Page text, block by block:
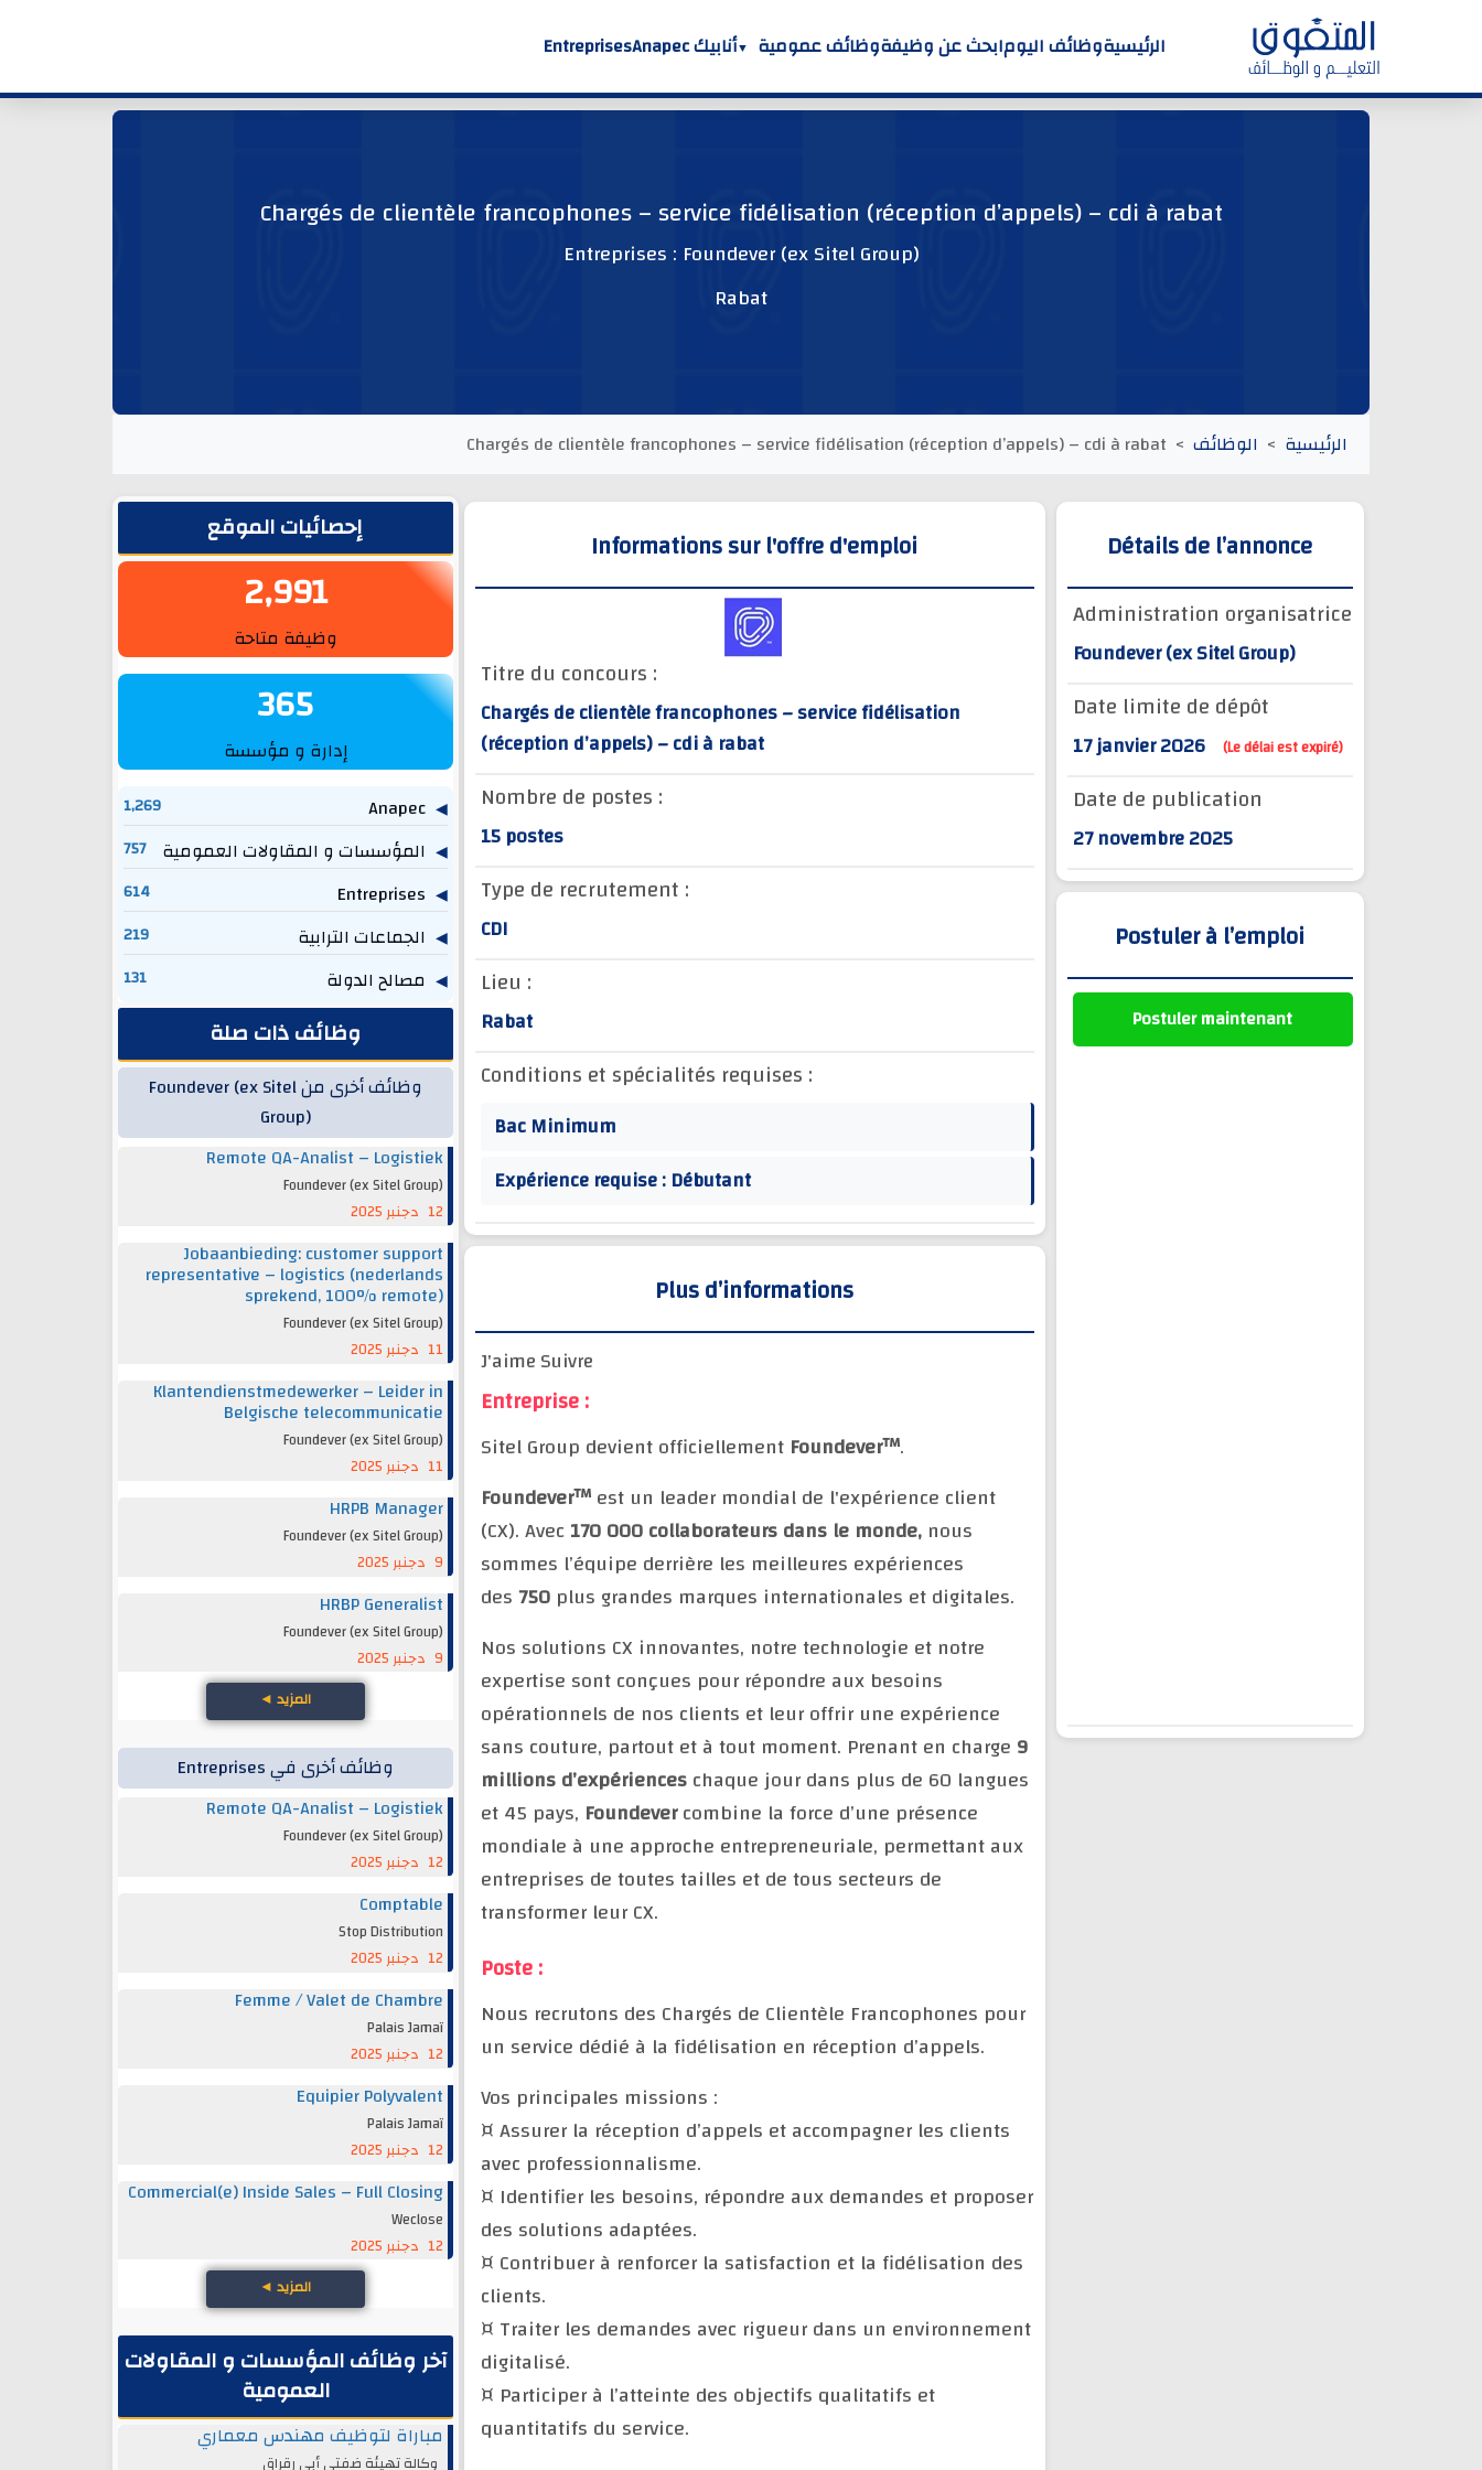
الرئيسيةوظائف اليومابحث عن وظيفةوظائف عمومية أنابيك Anapec Entreprises
Chargés de clientèle francophones – service fidélisation (réception d’appels) – cdi à rabat
Entreprises : Foundever (ex Sitel Group)
Rabat
الرئيسية الوظائف Chargés de clientèle francophones – service fidélisation (réception d’appels) – cdi à rabat
Détails de l’annonce
Administration organisatrice
Foundever (ex Sitel Group)
Date limite de dépôt
17 janvier 2026 (Le délai est expiré)
Date de publication
27 novembre 2025
Postuler à l’emploi
Postuler maintenant
Informations sur l'offre d'emploi
Titre du concours :
Chargés de clientèle francophones – service fidélisation
(réception d’appels) – cdi à rabat
Nombre de postes :
15 postes
Type de recrutement :
CDI
Lieu :
Rabat
Conditions et spécialités requises :
Bac Minimum
Expérience requise : Débutant
Plus d’informations
J'aime Suivre
Entreprise :
Sitel Group devient officiellementFoundever™.
Foundever™est un leader mondial de l'expérience client
(CX). Avec170 000 collaborateurs dans le monde,nous
sommes l’équipe derrière les meilleures expériences
des750plus grandes marques internationales et digitales.
Nos solutions CX innovantes, notre technologie et notre
expertise sont conçues pour répondre aux besoins
opérationnels de nos clients et leur offrir une expérience
sans couture, partout et à tout moment. Prenant en charge 9
millions d’expérienceschaque jour dans plus de 60 langues
et 45 pays, Foundevercombine la force d’une présence
mondiale à une approche entrepreneuriale, permettant aux
entreprises de toutes tailles et de tous secteurs de
transformer leur CX.
Poste :
Nous recrutons des Chargés de Clientèle Francophones pour
un service dédié à la fidélisation en réception d’appels.
Vos principales missions :
¤ Assurer la réception d’appels et accompagner les clients
avec professionnalisme.
¤ Identifier les besoins, répondre aux demandes et proposer
des solutions adaptées.
¤ Contribuer à renforcer la satisfaction et la fidélisation des
clients.
¤ Traiter les demandes avec rigueur dans un environnement
digitalisé.
¤ Participer à l’atteinte des objectifs qualitatifs et
quantitatifs du service.
الشريط الجانبيإحصائيات الموقع
2,991
وظيفة متاحة
365
إدارة و مؤسسة
Anapec
1,269
المؤسسات و المقاولات العمومية 757
614
الجماعات الترابية 219
مصالح الدولة 131
وظائف ذات صلة
وظائف أخرى من Foundever (ex Sitel
Group)
Remote QA-Analist – Logistiek
Foundever (ex Sitel Group)
12 دجنبر 2025
Jobaanbieding: customer support
representative – logistics (nederlands
sprekend, 100% remote)
Foundever (ex Sitel Group)
11 دجنبر 2025
Klantendienstmedewerker – Leider in
Belgische telecommunicatie
Foundever (ex Sitel Group)
11 دجنبر 2025
HRPB Manager
Foundever (ex Sitel Group)
9 دجنبر 2025
HRBP Generalist
Foundever (ex Sitel Group)
9 دجنبر 2025
المزيد ◄
وظائف أخرى في Entreprises
Remote QA-Analist – Logistiek
Foundever (ex Sitel Group)
12 دجنبر 2025
Comptable
Stop Distribution
12 دجنبر 2025
Femme / Valet de Chambre
Palais Jamaï
12 دجنبر 2025
Equipier Polyvalent
Palais Jamaï
12 دجنبر 2025
Commercial(e) Inside Sales – Full Closing
Weclose
12 دجنبر 2025
المزيد ◄
آخر وظائف المؤسسات و المقاولات
العمومية
مباراة لتوظيف مهندس معماري
وكالة تهيئة ضفتي أبي رقراق